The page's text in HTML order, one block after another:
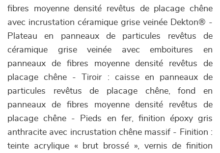
fibres moyenne densité revêtus de placage chêne
avec incrustation céramique grise veinée Dekton® -
Plateau en panneaux de particules revêtus de
céramique grise veinée avec emboitures en
panneaux de fibres moyenne densité revêtus de
placage chêne - Tiroir : caisse en panneaux de
particules revêtus de placage chêne, fond en
panneaux de fibres moyenne densité revêtus de
placage chêne - Pieds en fer, finition époxy gris
anthracite avec incrustation chêne massif - Finition :
teinte acrylique « brut brossé », vernis de finition